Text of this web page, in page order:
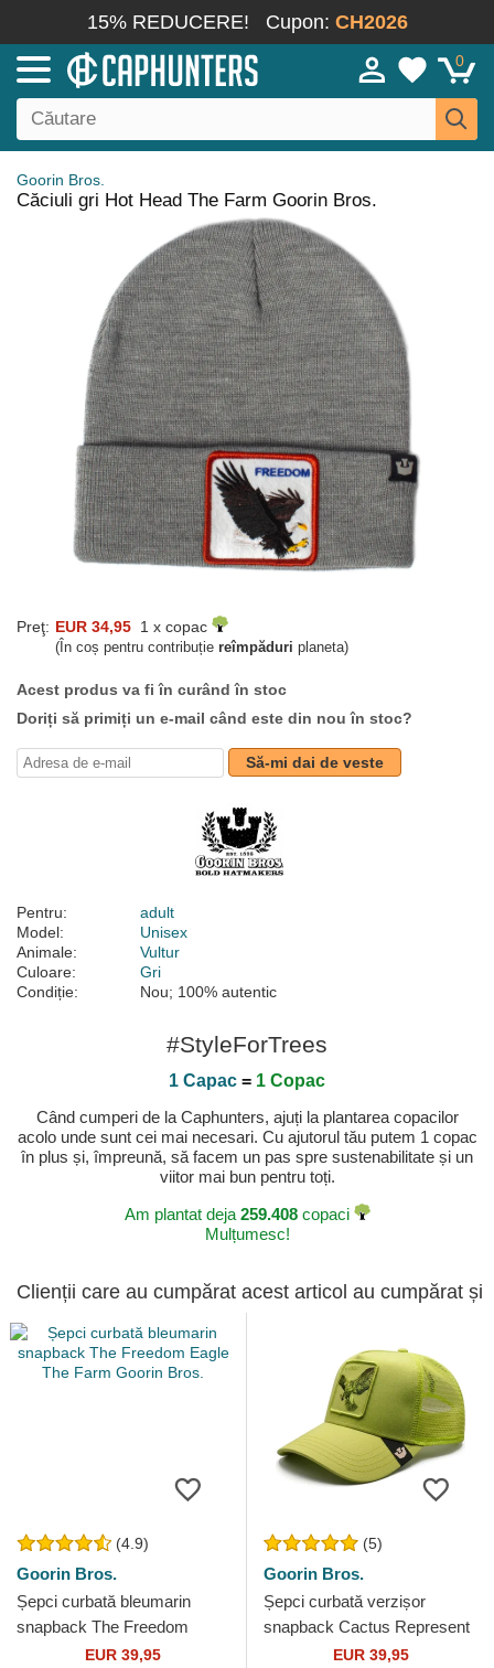
15% REDUCERE! Cupon: CH2026
0
Goorin Bros.
Căciuli gri Hot Head The Farm Goorin Bros.
Preţ: EUR 34,95 1 x copac
(În coș pentru contribuție reîmpăduri planeta)
Acest produs va fi în curând în stoc
Doriți să primiți un e-mail când este din nou în stoc?
Să-mi dai de veste
Pentru:
adult
Model:
Unisex
Animale:
Vultur
Culoare:
Gri
Condiție:
Nou; 100% autentic
#StyleForTrees
1 Capac = 1 Copac
Când cumperi de la Caphunters, ajuți la plantarea copacilor
acolo unde sunt cei mai necesari. Cu ajutorul tău putem 1 copac
în plus și, împreună, să facem un pas spre sustenabilitate și un
viitor mai bun pentru toți.
Am plantat deja 259.408copaci
Mulțumesc!
Clienții care au cumpărat acest articol au cumpărat și
(4.9)
Goorin Bros.
Șepci curbată bleumarin
snapback The Freedom
Eagle The Farm Goorin Bros.
EUR 39,95
(5)
Goorin Bros.
Șepci curbată verzișor
snapback Cactus Represent
The Farm Goorin Bros.
EUR 39,95